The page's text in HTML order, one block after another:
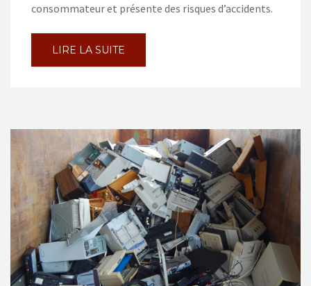
consommateur et présente des risques d’accidents.
LIRE LA SUITE